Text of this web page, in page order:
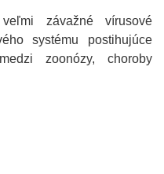
závažné vírusové
systému postihujúce
zoonózy, choroby